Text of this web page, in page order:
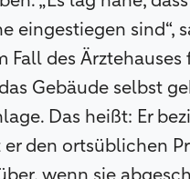
eingestiegen sind“,
Fall des
Gebäude selbst
Das heißt: Er
den ortsüblichen
wenn sie